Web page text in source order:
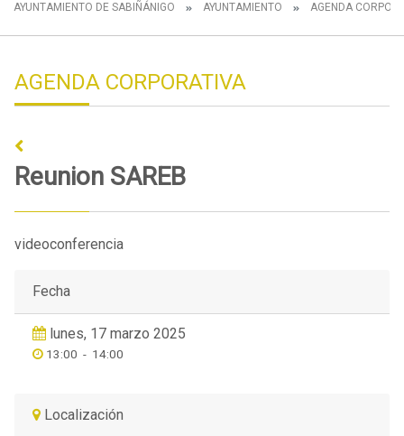
AYUNTAMIENTO DE SABIÑÁNIGO AYUNTAMIENTO AGENDA
AGENDA CORPORATIVA
Reunion SAREB
videoconferencia
Fecha
lunes, 17 marzo 2025
13:00 - 14:00
Localización